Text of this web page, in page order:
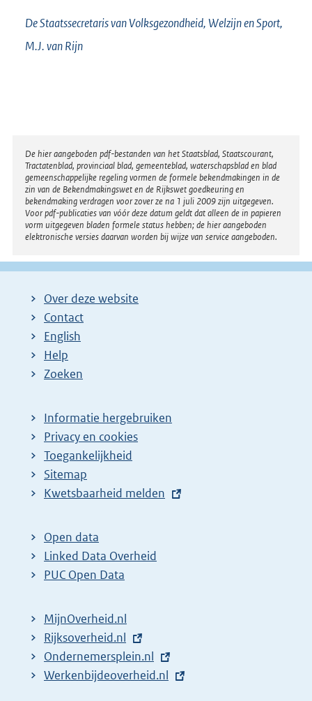
De Staatssecretaris van Volksgezondheid, Welzijn en Sport,
M.J. vanRijn
Disclaimer
De hier aangeboden pdf-bestanden van het Staatsblad, Staatscourant,
Tractatenblad, provinciaal blad, gemeenteblad, waterschapsblad en blad
gemeenschappelijke regeling vormen de formele bekendmakingen in de
zin van de Bekendmakingswet en de Rijkswet goedkeuring en
bekendmaking verdragen voor zover ze na 1 juli 2009 zijn uitgegeven.
Voor pdf-publicaties van vóór deze datum geldt dat alleen de in papieren
vorm uitgegeven bladen formele status hebben; de hier aangeboden
elektronische versies daarvan worden bij wijze van service aangeboden.
Over deze website
Contact
English
Help
Zoeken
Informatie hergebruiken
Privacy en cookies
Toegankelijkheid
Sitemap
E
t
e
r
l
i
n
k
Kwetsbaarheid melden
Open data
Linked Data Overheid
PUC Open Data
MijnOverheid.nl
E
x
t
Rijksoverheid.nl
E
x
Ondernemersplein.nl
E
Werkenbijdeoverheid.nl